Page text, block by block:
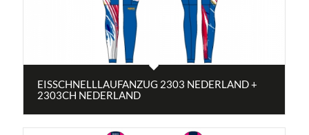
EISSCHNELLLAUFANZUG 2303 NEDERLAND +
2303CH NEDERLAND